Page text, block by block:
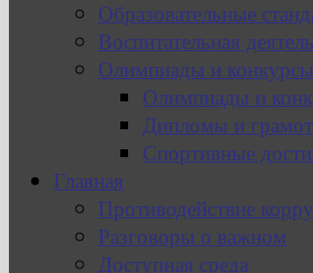
Образовательные
Воспитательная
Олимпиады и конкурсы
Олимпиады и
Дипломы и
Спортивные
Главная
Противодействие
Разговоры о важном
Доступная среда